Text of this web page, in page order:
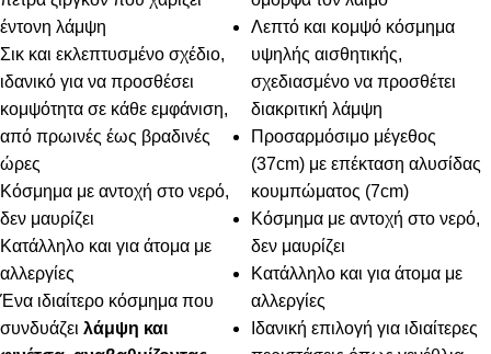
έντονη λάμψη
Σικ και εκλεπτυσμένο σχέδιο,
ιδανικό για να προσθέσει
κομψότητα σε κάθε εμφάνιση,
από πρωινές έως βραδινές
ώρες
Κόσμημα με αντοχή στο νερό,
δεν μαυρίζει
Κατάλληλο και για άτομα με
αλλεργίες
Ένα ιδιαίτερο κόσμημα που
συνδυάζει λάμψη και
Λεπτό και κομψό κόσμημα
υψηλής αισθητικής,
σχεδιασμένο να προσθέτει
διακριτική λάμψη
Προσαρμόσιμο μέγεθος
(37cm) με επέκταση αλυσίδας
κουμπώματος (7cm)
Κόσμημα με αντοχή στο νερό,
δεν μαυρίζει
Κατάλληλο και για άτομα με
αλλεργίες
Ιδανική επιλογή για ιδιαίτερες